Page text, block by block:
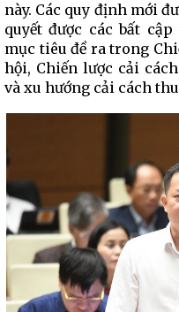
này. Các quy định mới
quyết được các bất
mục tiêu đề ra trong
hội, Chiến lược cải
và xu hướng cải cách